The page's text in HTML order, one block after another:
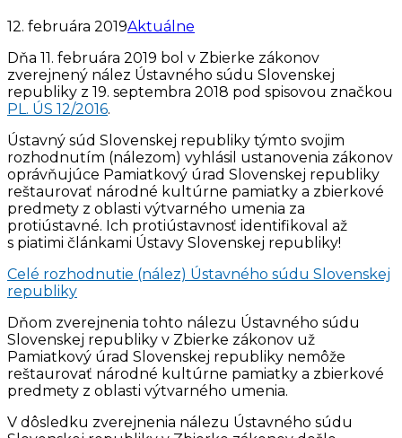
12. februára 2019Aktuálne
Dňa 11. februára 2019 bol v Zbierke zákonov
zverejnený nález Ústavného súdu Slovenskej
republiky z 19. septembra 2018 pod spisovou značkou
PL. ÚS 12/2016.
Ústavný súd Slovenskej republiky týmto svojim
rozhodnutím (nálezom) vyhlásil ustanovenia zákonov
oprávňujúce Pamiatkový úrad Slovenskej republiky
reštaurovať národné kultúrne pamiatky a zbierkové
predmety z oblasti výtvarného umenia za
protiústavné. Ich protiústavnosť identifikoval až
s piatimi článkami Ústavy Slovenskej republiky!
Celé rozhodnutie (nález) Ústavného súdu Slovenskej
republiky
Dňom zverejnenia tohto nálezu Ústavného súdu
Slovenskej republiky v Zbierke zákonov už
Pamiatkový úrad Slovenskej republiky nemôže
reštaurovať národné kultúrne pamiatky a zbierkové
predmety z oblasti výtvarného umenia.
V dôsledku zverejnenia nálezu Ústavného súdu